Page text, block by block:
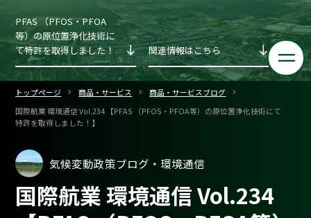
トップページ 商品・サービス
商品・サービスブログ
国際航業 環境通信 Vol.234 【PFAS （PFOS・PFOA等）の原位置浄化技術にて
特許を取得しました！】
気候変動政策ブログ・環境通信
国際航業 環境通信 Vol.234
PFAS （PFOS・PFOA
等）の原位置浄化技術に
て特許を取得しました！
関連情報はこちら